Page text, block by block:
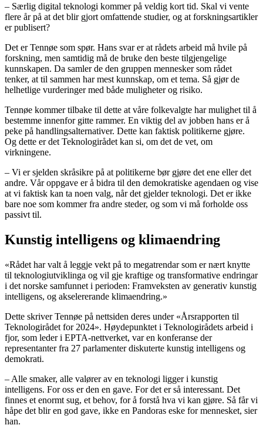
– Særlig digital teknologi kommer på veldig kort tid. Skal vi vente
flere år på at det blir gjort omfattende studier, og at forskningsartikler
er publisert?
Det er Tennøe som spør. Hans svar er at rådets arbeid må hvile på
forskning, men samtidig må de bruke den beste tilgjengelige
kunnskapen. Da samler de den gruppen mennesker som rådet
tenker, at til sammen har mest kunnskap, om et tema. Så gjør de
helhetlige vurderinger med både muligheter og risiko.
Tennøe kommer tilbake til dette at våre folkevalgte har mulighet til å
bestemme innenfor gitte rammer. En viktig del av jobben hans er å
peke på handlingsalternativer. Dette kan faktisk politikerne gjøre.
Og dette er det Teknologirådet kan si, om det de vet, om
virkningene.
– Vi er sjelden skråsikre på at politikerne bør gjøre det ene eller det
andre. Vår oppgave er å bidra til den demokratiske agendaen og vise
at vi faktisk kan ta noen valg, når det gjelder teknologi. Det er ikke
bare noe som kommer fra andre steder, og som vi må forholde oss
passivt til.
Kunstig intelligens og klimaendring
«Rådet har valt å leggje vekt på to megatrendar som er nært knytte
til teknologiutviklinga og vil gje kraftige og transformative endringar
i det norske samfunnet i perioden: Framveksten av generativ kunstig
intelligens, og akselererande klimaendring.»
Dette skriver Tennøe på nettsiden deres under «Årsrapporten til
Teknologirådet for 2024». Høydepunktet i Teknologirådets arbeid i
fjor, som leder i EPTA-nettverket, var en konferanse der
representanter fra 27 parlamenter diskuterte kunstig intelligens og
demokrati.
– Alle smaker, alle valører av en teknologi ligger i kunstig
intelligens. For oss er den en gave. For det er så interessant. Det
finnes et enormt sug, et behov, for å forstå hva vi kan gjøre. Så får vi
håpe det blir en god gave, ikke en Pandoras eske for mennesket, sier
han.